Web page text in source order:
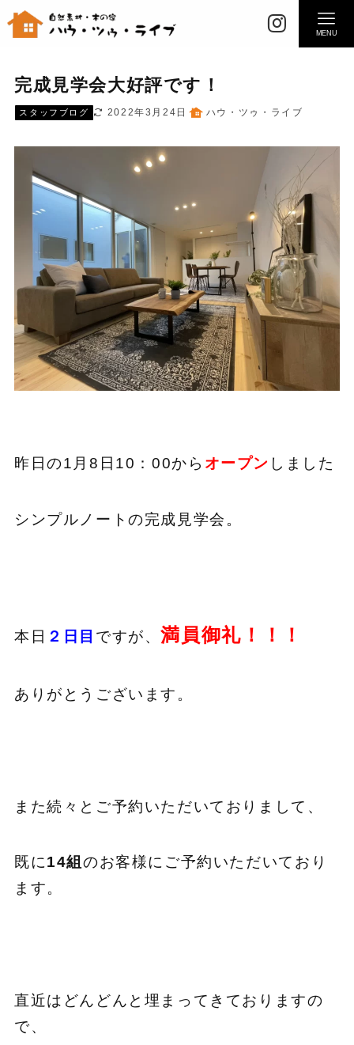
MENU
完成見学会大好評です！
スタッフブログ 2022年3月24日 ハウ・ツゥ・ライブ
昨日の1月8日10：00から オープン しました
シンプルノートの完成見学会。
本日 ２日目 ですが、満員御礼！！！
ありがとうございます。
また続々とご予約いただいておりまして、
既に14組 のお客様にご予約いただいており
ます。
直近はどんどんと埋まってきておりますの
で、